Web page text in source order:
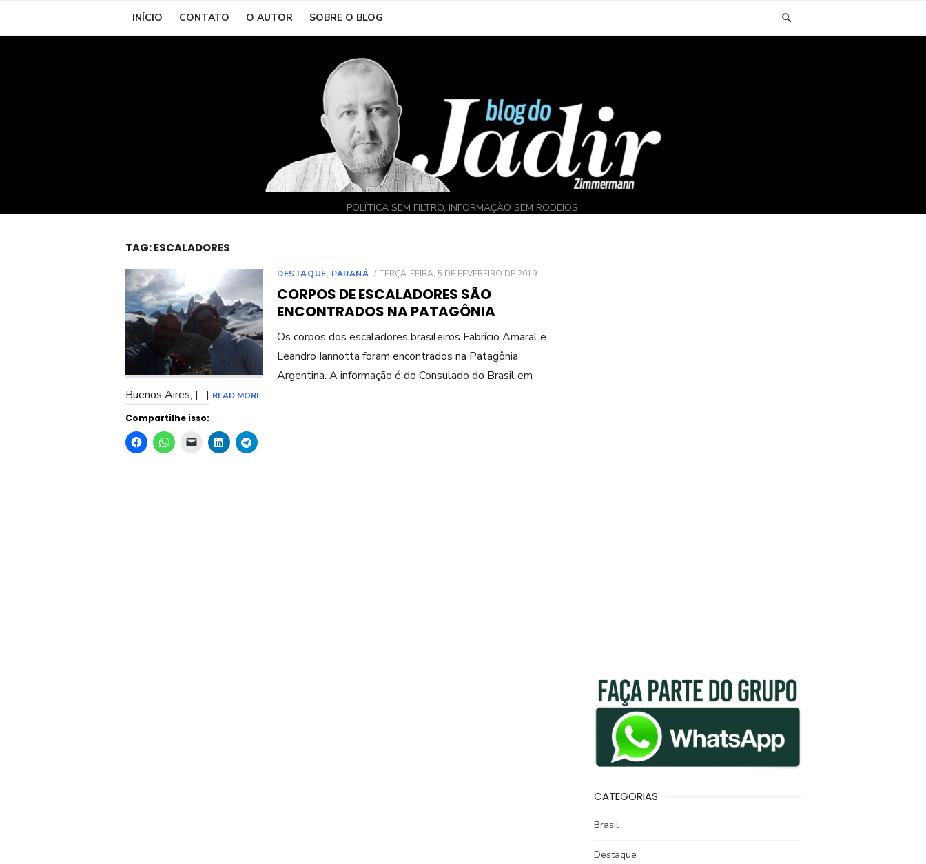
INÍCIO CONTATO O AUTOR SOBRE O BLOG
POLÍTICA SEM FILTRO, INFORMAÇÃO SEM RODEIOS.
TAG:ESCALADORES
DESTAQUE, PARANÁ
POSTED
TERÇA-FEIRA, 5 DE FEVEREIRO DE 2019
CORPOS DE ESCALADORES SÃO
ENCONTRADOS NA PATAGÔNIA
Os corpos dos escaladores brasileiros Fabrício Amaral e
Leandro Iannotta foram encontrados na Patagônia
Argentina. A informação é do Consulado do Brasil em
Buenos Aires, […] READ MORE
Compartilhe isso:
CATEGORIAS
Brasil
Destaque